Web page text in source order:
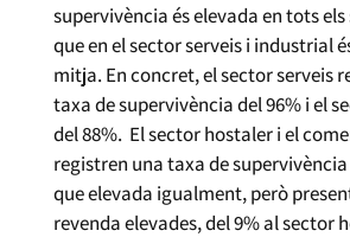
supervivència és elevada en tots
que en el sector serveis i industrial
mitja. En concret, el sector serveis
taxa de supervivència del 96% i el
del 88%. El sector hostaler i el
registren una taxa de
que elevada igualment, però
revenda elevades, del 9% al sector